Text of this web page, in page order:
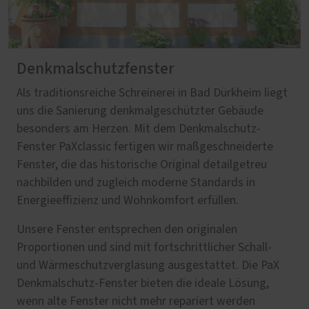
Denkmalschutzfenster
Als traditionsreiche Schreinerei in Bad Dürkheim liegt
uns die Sanierung denkmalgeschützter Gebäude
besonders am Herzen. Mit dem Denkmalschutz-
Fenster PaXclassic fertigen wir maßgeschneiderte
Fenster, die das historische Original detailgetreu
nachbilden und zugleich moderne Standards in
Energieeffizienz und Wohnkomfort erfüllen.
Unsere Fenster entsprechen den originalen
Proportionen und sind mit fortschrittlicher Schall-
und Wärmeschutzverglasung ausgestattet. Die PaX
Denkmalschutz-Fenster bieten die ideale Lösung,
wenn alte Fenster nicht mehr repariert werden